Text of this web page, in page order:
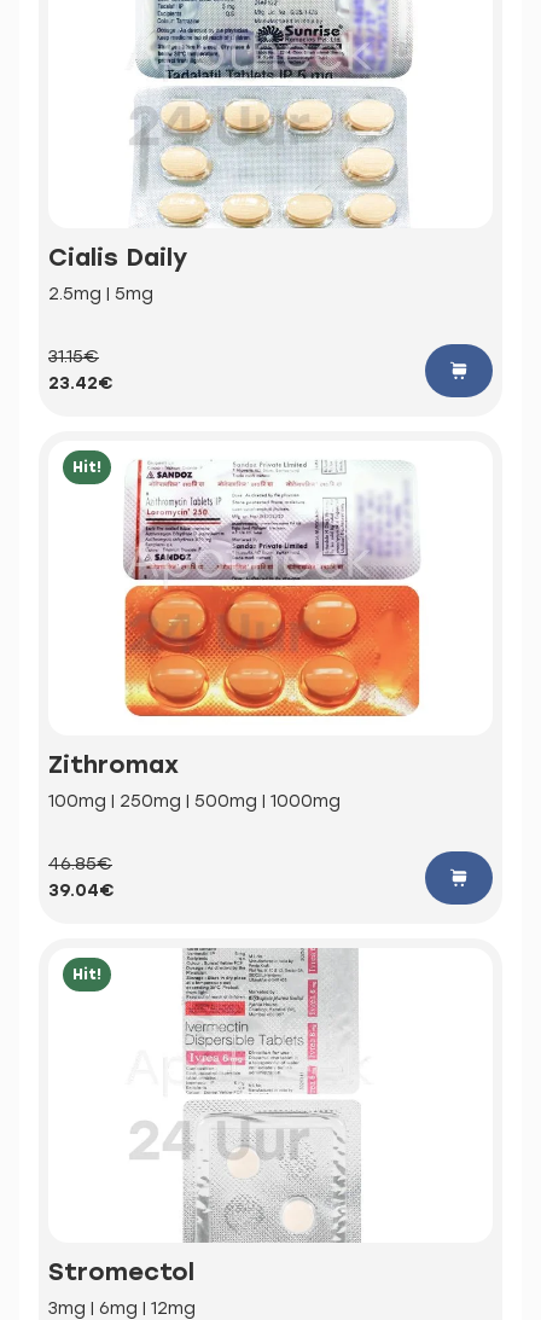
Cialis Daily
2.5mg | 5mg
31.15€
23.42€
Hit!
Zithromax
100mg | 250mg | 500mg | 1000mg
46.85€
39.04€
Hit!
Stromectol
3mg | 6mg | 12mg